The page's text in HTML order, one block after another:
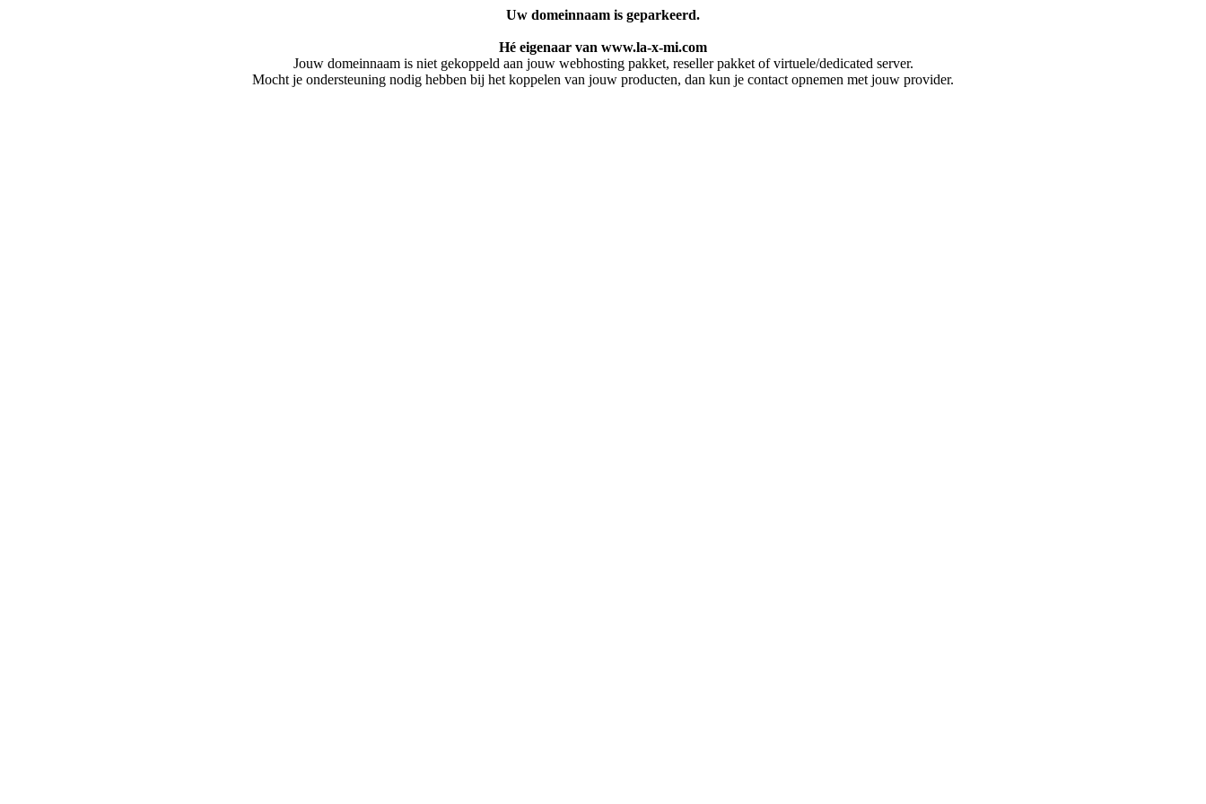
Uw domeinnaam is geparkeerd.
Hé eigenaar van www.la-x-mi.com
Jouw domeinnaam is niet gekoppeld aan jouw webhosting pakket, reseller pakket of virtuele/dedicated server.
Mocht je ondersteuning nodig hebben bij het koppelen van jouw producten, dan kun je contact opnemen met jouw provider.